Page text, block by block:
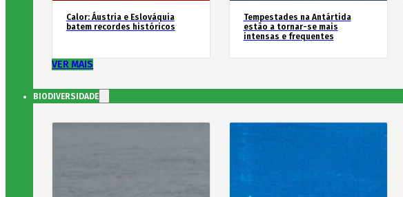
Calor: Áustria e Eslováquia
batem recordes históricos
Tempestades na Antártida
estão a tornar-se mais
intensas e frequentes
VER MAIS
BIODIVERSIDADE